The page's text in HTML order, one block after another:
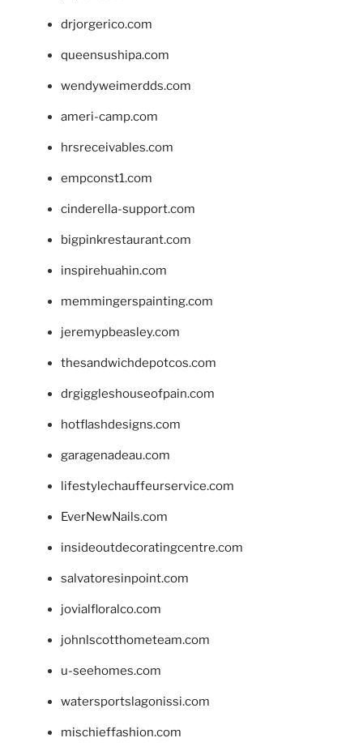
drjorgerico.com
queensushipa.com
wendyweimerdds.com
ameri-camp.com
hrsreceivables.com
empconst1.com
cinderella-support.com
bigpinkrestaurant.com
inspirehuahin.com
memmingerspainting.com
jeremypbeasley.com
thesandwichdepotcos.com
drgiggleshouseofpain.com
hotflashdesigns.com
garagenadeau.com
lifestylechauffeurservice.com
EverNewNails.com
insideoutdecoratingcentre.com
salvatoresinpoint.com
jovialfloralco.com
johnlscotthometeam.com
u-seehomes.com
watersportslagonissi.com
mischieffashion.com